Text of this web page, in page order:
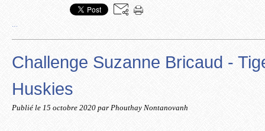
…
Challenge Suzanne Bricaud -
Huskies
Publié le 15 octobre 2020 par Phouthay Nontanovanh